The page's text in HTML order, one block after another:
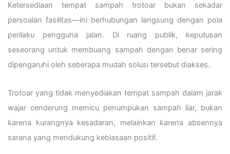
Ketersediaan tempat sampah trotoar bukan sekadar
persoalan fasilitas—ini berhubungan langsung dengan pola
perilaku pengguna jalan. Di ruang publik, keputusan
seseorang untuk membuang sampah dengan benar sering
dipengaruhi oleh seberapa mudah solusi tersebut diakses.
Trotoar yang tidak menyediakan tempat sampah dalam jarak
wajar cenderung memicu penumpukan sampah liar, bukan
karena kurangnya kesadaran, melainkan karena absennya
sarana yang mendukung kebiasaan positif.